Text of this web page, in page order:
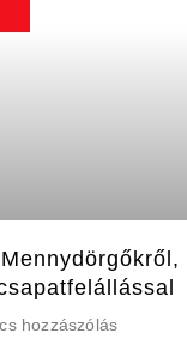
hozzászólás